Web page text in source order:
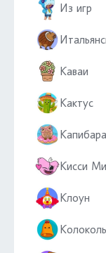
Из игр
Каваи
Кактус
Капибара
Кисси
Клоун